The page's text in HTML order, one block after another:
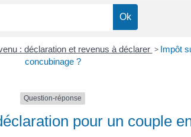
: déclaration et revenus à déclarer > Impôt
concubinage ?
Question-réponse
pour un couple